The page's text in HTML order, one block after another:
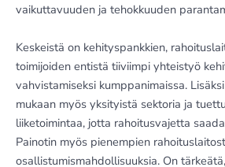
vaikuttavuuden ja tehokkuuden
Keskeistä on kehityspankkien,
toimijoiden entistä tiiviimpi yhteistyö
vahvistamiseksi kumppanimaissa.
mukaan myös yksityistä sektoria ja
liiketoimintaa, jotta rahoitusvajetta
Painotin myös pienempien
osallistumismahdollisuuksia. On